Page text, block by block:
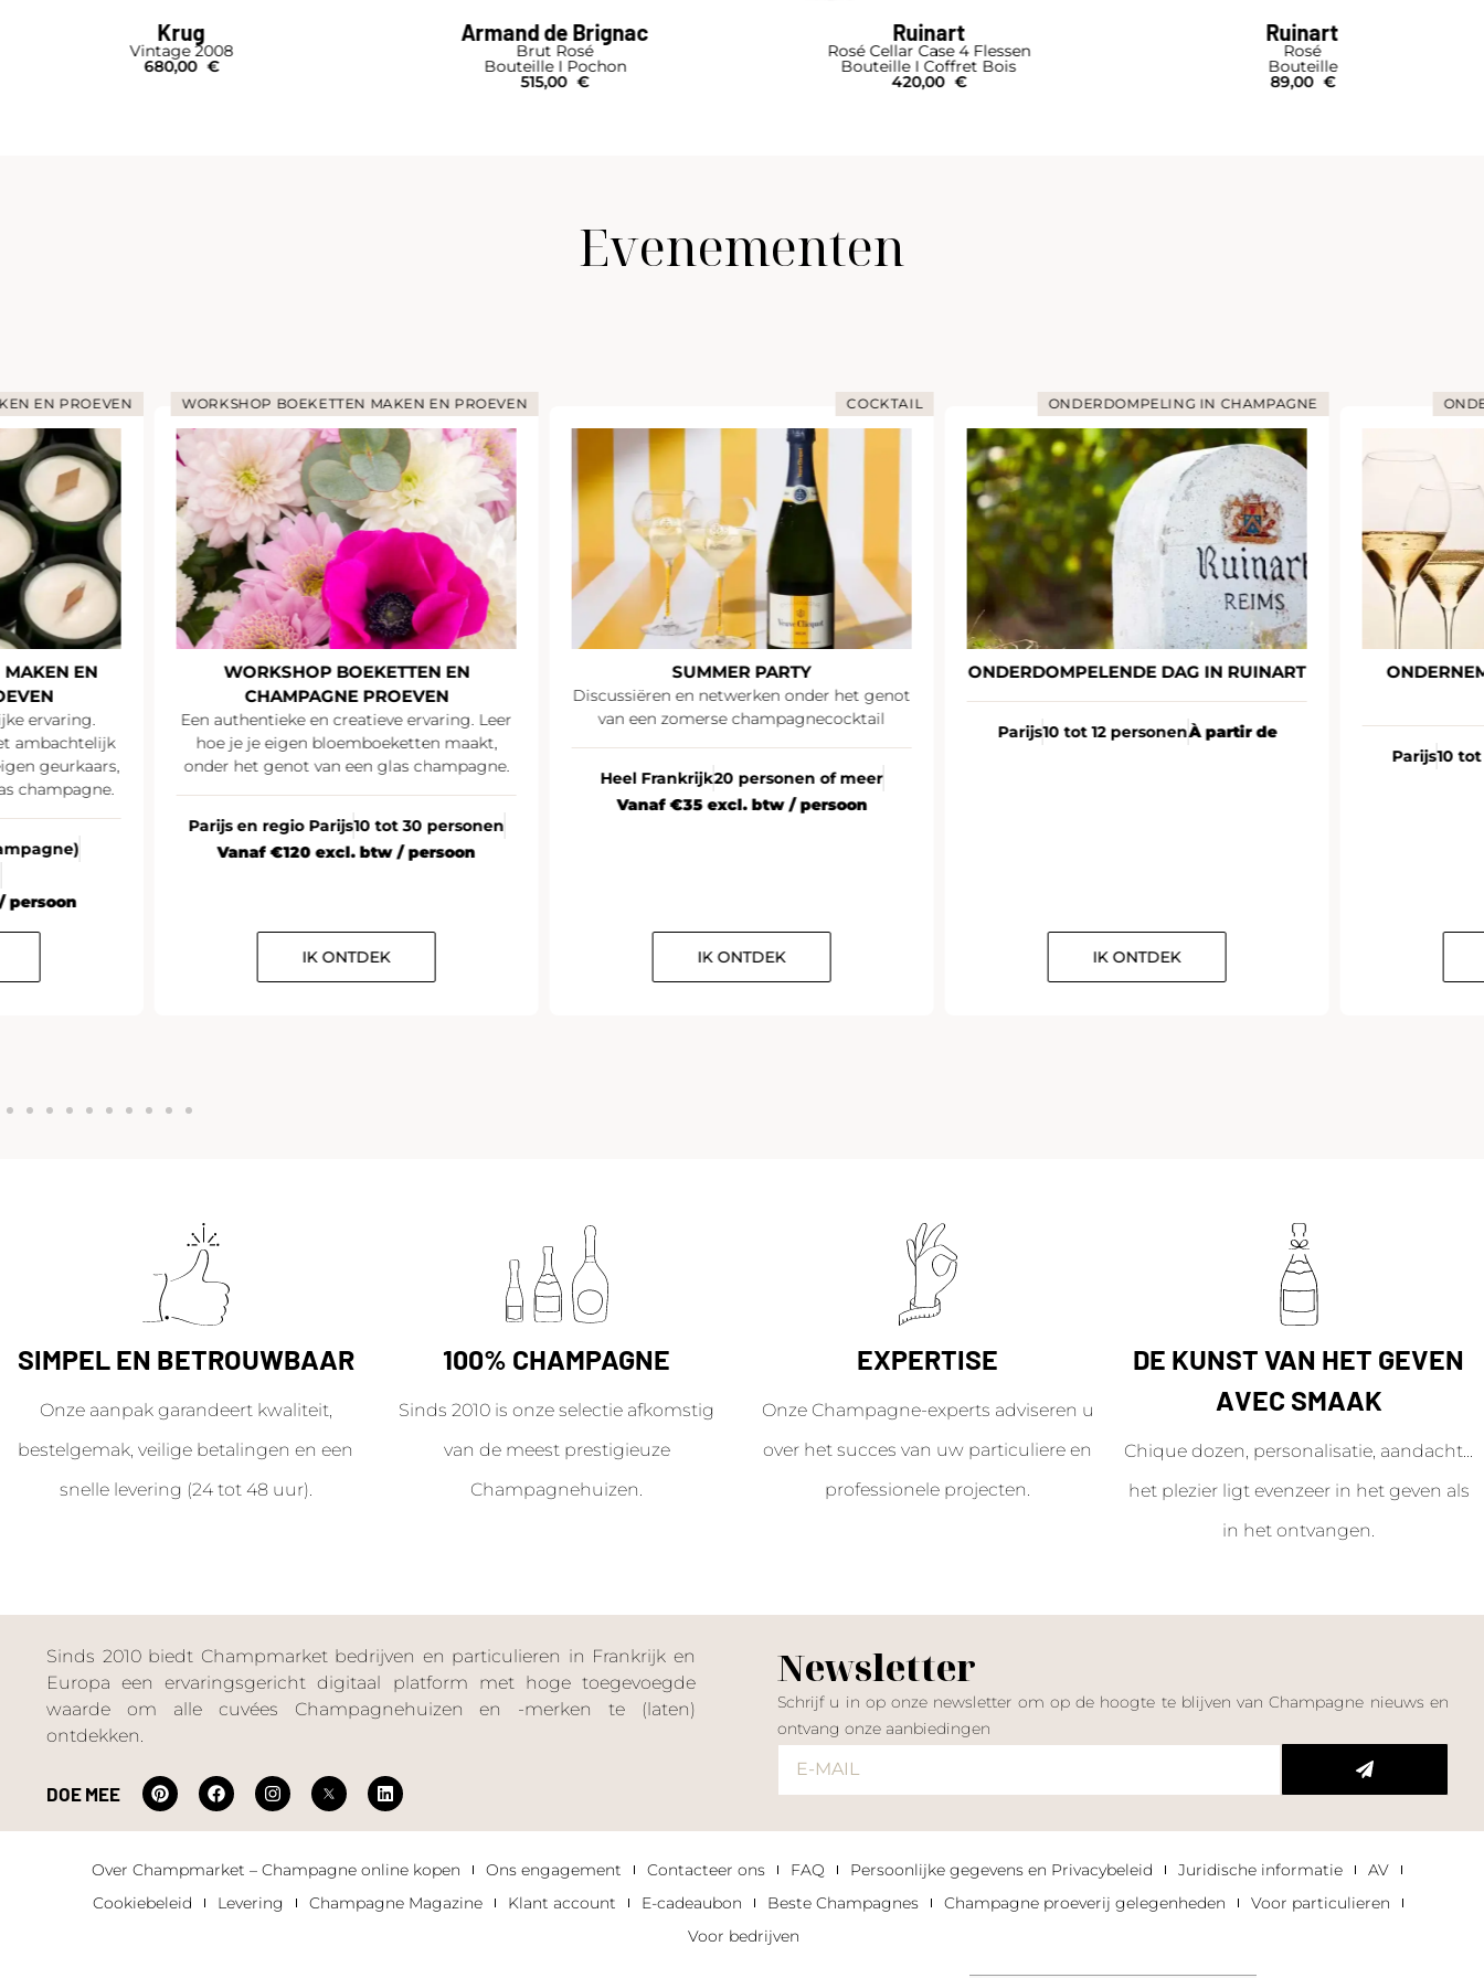
Krug
Vintage 2008
680,00 €
Armand de Brignac
Brut Rosé
Bouteille I Pochon
515,00 €
Ruinart
Rosé Cellar Case 4 Flessen
Bouteille I Coffret Bois
420,00 €
Ruinart
Rosé
Bouteille
89,00 €
Evenementen
EN PROEVEN
EN
ervaring.
ambachtelijk
geurkaars,
champagne.
persoon
WORKSHOP BOEKETTEN MAKEN EN PROEVEN
WORKSHOP BOEKETTEN EN
CHAMPAGNE PROEVEN
Een authentieke en creatieve ervaring. Leer
hoe je je eigen bloemboeketten maakt,
onder het genot van een glas champagne.
Parijs en regio Parijs10 tot 30 personen
Vanaf €120 excl. btw / persoon
IK ONTDEK
COCKTAIL
SUMMER PARTY
Discussiëren en netwerken onder het genot
van een zomerse champagnecocktail
Heel Frankrijk20 personen of meer
Vanaf €35 excl. btw / persoon
IK ONTDEK
ONDERDOMPELING IN CHAMPAGNE
ONDERDOMPELENDE DAG IN RUINART
Parijs10 tot 12 personenÀ partir de
IK ONTDEK
Parijs10
SIMPEL EN BETROUWBAAR
Onze aanpak garandeert kwaliteit,
bestelgemak, veilige betalingen en een
snelle levering (24 tot 48 uur).
100% CHAMPAGNE
Sinds 2010 is onze selectie afkomstig
van de meest prestigieuze
Champagnehuizen.
EXPERTISE
Onze Champagne-experts adviseren u
over het succes van uw particuliere en
professionele projecten.
DE KUNST VAN HET GEVEN
AVEC SMAAK
Chique dozen, personalisatie, aandacht...
het plezier ligt evenzeer in het geven als
in het ontvangen.
Sinds 2010 biedt Champmarket bedrijven en particulieren in Frankrijk en
Europa een ervaringsgericht digitaal platform met hoge toegevoegde
waarde om alle cuvées Champagnehuizen en -merken te (laten)
ontdekken.
DOE MEE
Newsletter
Schrijf u in op onze newsletter om op de hoogte te blijven van Champagne nieuws en
ontvang onze aanbiedingen
Over Champmarket – Champagne online kopen Ons engagement Contacteer ons FAQ Persoonlijke gegevens en Privacybeleid Juridische informatie
AV
Cookiebeleid
Levering Champagne Magazine Klant account E-cadeaubon Beste Champagnes Champagne proeverij gelegenheden
Voor particulieren
Voor bedrijven